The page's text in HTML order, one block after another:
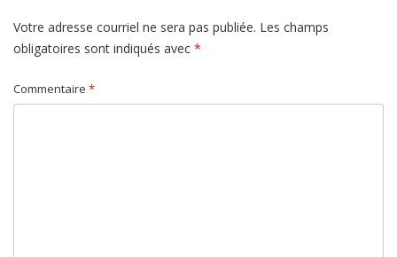
Votre adresse courriel ne sera pas publiée. Les champs
obligatoires sont indiqués avec *
Commentaire *